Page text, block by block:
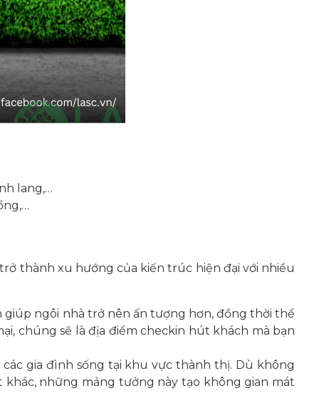
lang,…
thành xu hướng của kiến trúc hiện đại với nhiều
ngôi nhà trở nên ấn tượng hơn, đồng thời thể
chúng sẽ là địa điểm checkin hút khách mà bạn
gia đình sống tại khu vực thành thị. Dù không
những mảng tưởng này tạo không gian mát